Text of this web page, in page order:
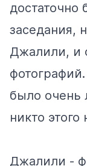
достаточно
заседания,
Джалили, и
было очень
никто этого
Джалили -